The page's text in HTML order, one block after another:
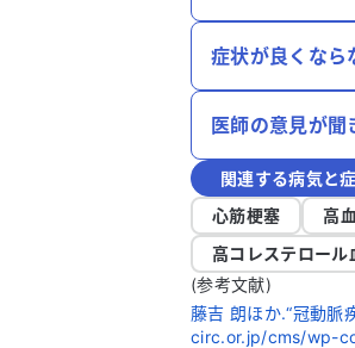
症状が良くなら
医師の意見が
関連する病気と
心筋梗塞
高
高コレステロール
(参考文献)
藤吉 朗ほか.“冠動脈
circ.or.jp/cms/wp-